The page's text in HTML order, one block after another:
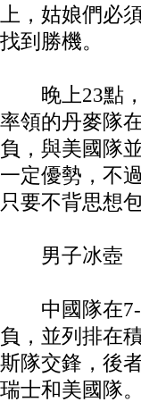
上，姑娘們必
找到勝機。
晚上23點，
率領的丹麥隊
負，與美國隊
一定優勢，不
只要不背思想
男子冰壺
中國隊在7-5
負，並列排在
斯隊交鋒，後
瑞士和美國隊